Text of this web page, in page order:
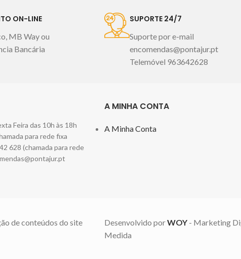
rosto 50x100cm
de bidé 30x50cm
Portugal
Gramagem: 600gr/m2 Cor: Ouro
Conjunto de 6 peças:
2 toalhas de banho 100x150cm
2 toalhas de rosto 50x100cm
ON-LINE
MB Way ou
Bancária
SUPORTE 24/7
Suporte por e-mail
encomendas@pontajur.pt
Telemóvel 963642628
Feira das 10h às 18h
para rede fixa
628 (chamada para rede
A MINHA CONTA
A Minha Conta
de conteúdos do site
Desenvolvido porWOY - Marketing
Medida